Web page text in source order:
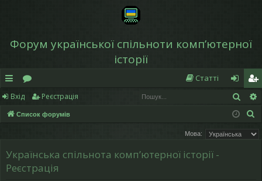
Форум української спільноти компʼютерної
історії
в
и
и
й
о
ру
и
Статті
хі
д
еє
ст
р
Вхід Реєстрація
Список форумів
Мова:
Українська спільнота компʼютерної історії -
Реєстрація